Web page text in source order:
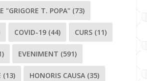
"GRIGORE T. POPA" (73)
COVID-19 (44) CURS (11)
EVENIMENT (591)
(13) HONORIS CAUSA (35)